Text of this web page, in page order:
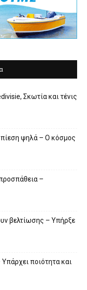
Σκωτία και τένις
ψηλά – Ο κόσμος
–
βελτίωσης – Υπήρξε
ποιότητα και